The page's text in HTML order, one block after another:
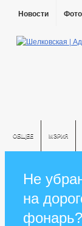
Новости
ОБЩЕЕ МЭРИЯ
Не
на
фонарь?